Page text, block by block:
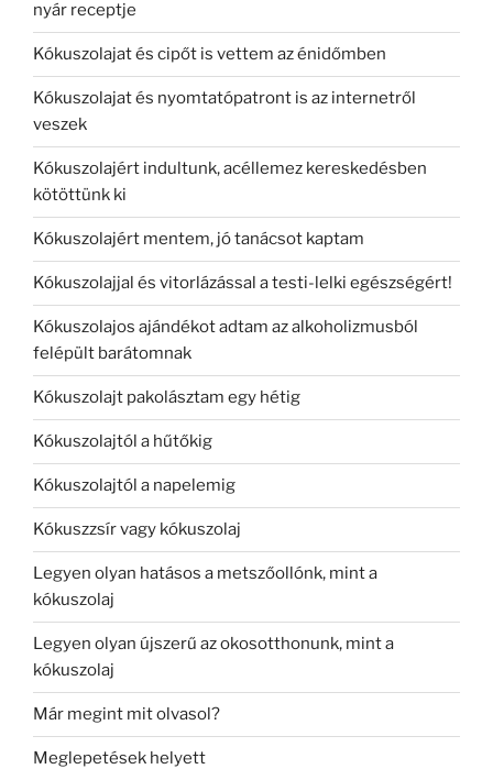
nyár receptje
Kókuszolajat és cipőt is vettem az énidőmben
Kókuszolajat és nyomtatópatront is az internetről
veszek
Kókuszolajért indultunk, acéllemez kereskedésben
kötöttünk ki
Kókuszolajért mentem, jó tanácsot kaptam
Kókuszolajjal és vitorlázással a testi-lelki egészségért!
Kókuszolajos ajándékot adtam az alkoholizmusból
felépült barátomnak
Kókuszolajt pakolásztam egy hétig
Kókuszolajtól a hűtőkig
Kókuszolajtól a napelemig
Kókuszzsír vagy kókuszolaj
Legyen olyan hatásos a metszőollónk, mint a
kókuszolaj
Legyen olyan újszerű az okosotthonunk, mint a
kókuszolaj
Már megint mit olvasol?
Meglepetések helyett